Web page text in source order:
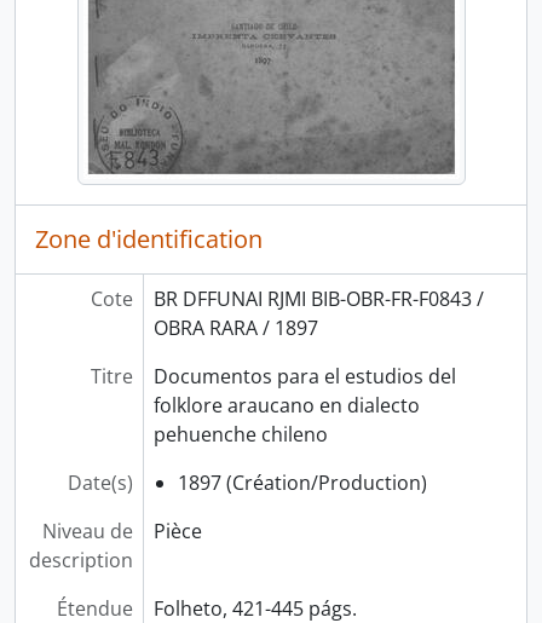
Zone d'identification
Cote
BR DFFUNAI RJMI BIB-OBR-FR-F0843 /
OBRA RARA / 1897
Titre
Documentos para el estudios del
folklore araucano en dialecto
pehuenche chileno
Date(s)
1897 (Création/Production)
Niveau de
description
Pièce
Étendue
Folheto, 421-445 págs.